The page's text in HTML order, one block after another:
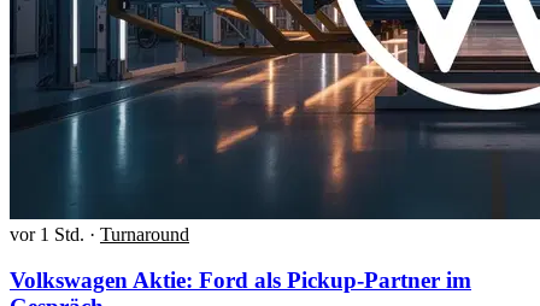
vor 1 Std. · Turnaround
Volkswagen Aktie: Ford als Pickup-Partner im